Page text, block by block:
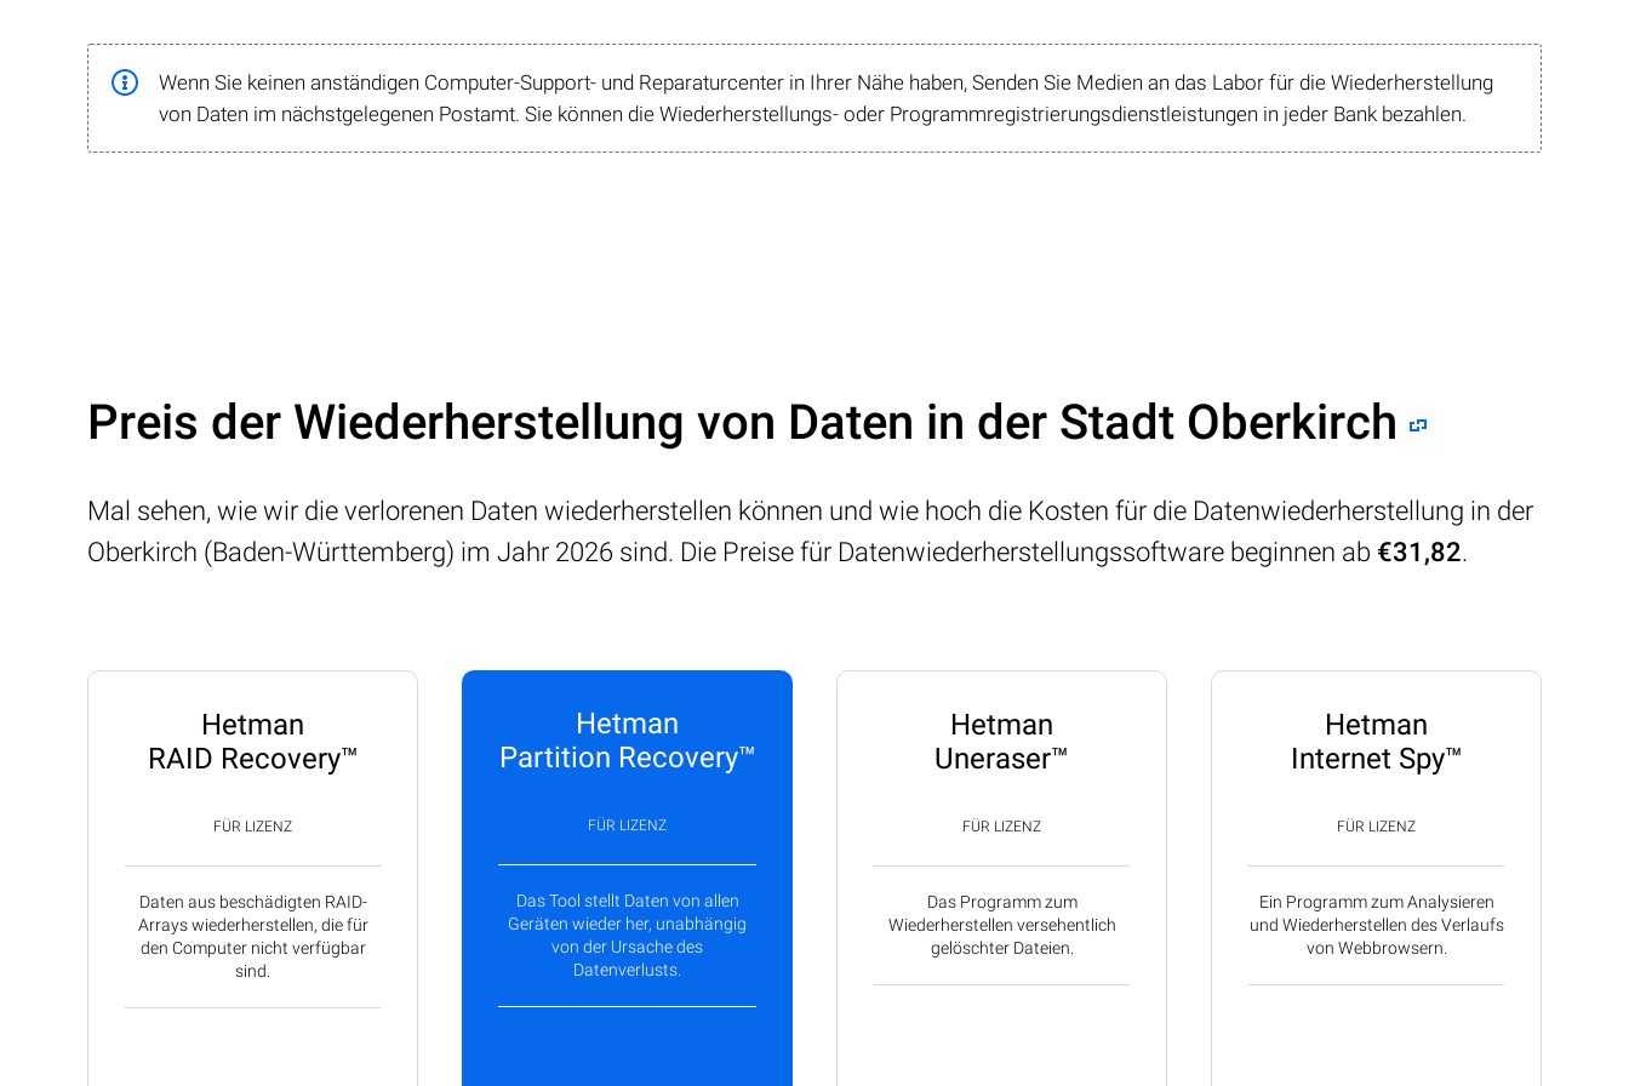
Wenn Sie keinen anständigen Computer-Support- und Reparaturcenter in Ihrer Nähe haben, Senden Sie Medien an das Labor für die Wiederherstellung
von Daten im nächstgelegenen Postamt. Sie können die Wiederherstellungs- oder Programmregistrierungsdienstleistungen in jeder Bank bezahlen.
Preis der Wiederherstellung von Daten in der Stadt Oberkirch
Mal sehen, wie wir die verlorenen Daten wiederherstellen können und wie hoch die Kosten für die Datenwiederherstellung in der
Oberkirch (Baden-Württemberg) im Jahr 2026 sind. Die Preise für Datenwiederherstellungssoftware beginnen ab €31,82.
Hetman
RAID Recovery™
FÜR LIZENZ
Daten aus beschädigten RAID-
Arrays wiederherstellen, die für
den Computer nicht verfügbar
sind.
Hetman
Partition Recovery™
FÜR LIZENZ
Das Tool stellt Daten von allen
Geräten wieder her, unabhängig
von der Ursache des
Datenverlusts.
Hetman
Uneraser™
FÜR LIZENZ
Das Programm zum
Wiederherstellen versehentlich
gelöschter Dateien.
Hetman
Internet Spy™
FÜR LIZENZ
Ein Programm zum Analysieren
und Wiederherstellen des Verlaufs
von Webbrowsern.